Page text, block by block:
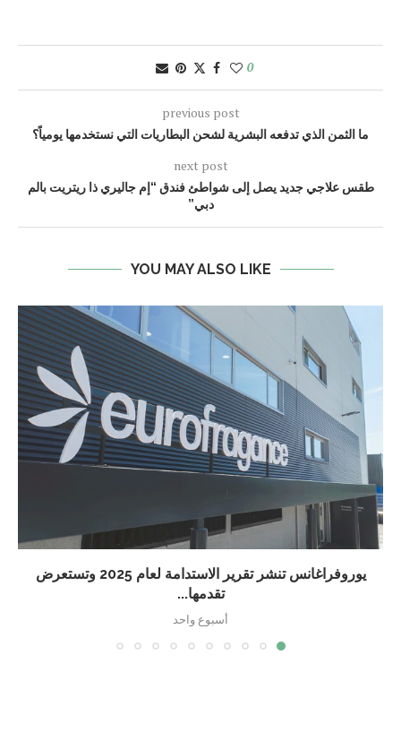
0
previous post
ما الثمن الذي تدفعه البشرية لشحن البطاريات التي نستخدمها يومياً؟
next post
طقس علاجي جديد يصل إلى شواطئ فندق “إم جاليري ذا ريتريت بالم
دبي”
YOU MAY ALSO LIKE
يوروفراغانس تنشر تقرير الاستدامة لعام 2025 وتستعرض
تقدمها...
أسبوع واحد